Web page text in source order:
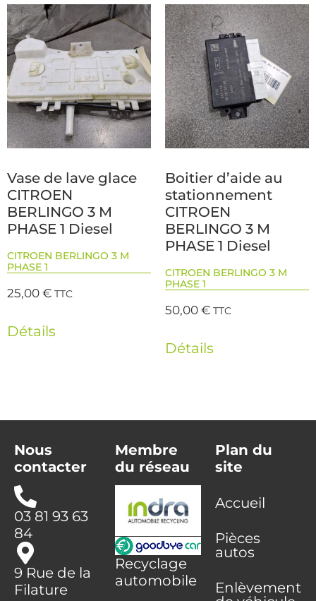
Vase de lave glace
CITROEN
BERLINGO 3 M
PHASE 1 Diesel
CITROEN BERLINGO 3 M
PHASE 1
25,00€ TTC
Détails
Boitier d’aide au
stationnement
CITROEN
BERLINGO 3 M
PHASE 1 Diesel
CITROEN BERLINGO 3 M
PHASE 1
50,00€ TTC
Détails
Nous
contacter
03 81 93 63
84
9 Rue de la
Filature
Membre
du réseau
Recyclage
automobile
Plan du
site
Accueil
Pièces
autos
Enlèvement